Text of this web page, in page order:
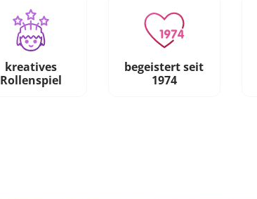
kreatives
Rollenspiel
begeistert seit
1974